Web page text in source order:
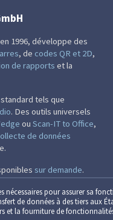
nécessaires pour assurer sa
de données à des tiers aux
et la fourniture de
1996, développe des
, de codes QR et 2D,
de rapports et la
tels que
. Des outils universels
ou Scan-IT to Office,
de données
sur demande.